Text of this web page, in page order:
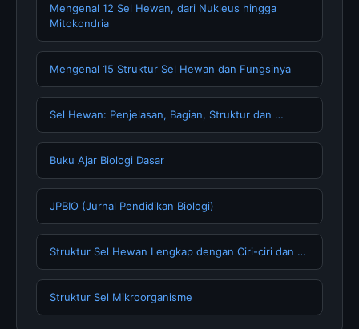
Mengenal 12 Sel Hewan, dari Nukleus hingga
Mitokondria
Mengenal 15 Struktur Sel Hewan dan Fungsinya
Sel Hewan: Penjelasan, Bagian, Struktur dan …
Buku Ajar Biologi Dasar
JPBIO (Jurnal Pendidikan Biologi)
Struktur Sel Hewan Lengkap dengan Ciri-ciri dan …
Struktur Sel Mikroorganisme